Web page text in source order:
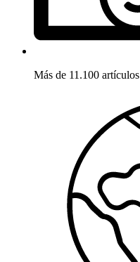
Más de 11.100 artículos